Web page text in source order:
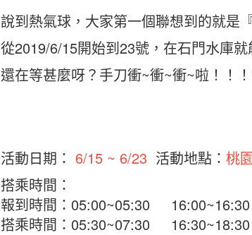
說到熱氣球，大家第一個聯想到的就是
從2019/6/15開始到23號，在石門水庫
還在等甚麼呀？手刀衝~衝~衝~啦！！
活動日期： 6/15 ~ 6/23 活動地點： 桃
搭乘時間：
報到時間：05:00~05:30 16:00~16:30
搭乘時間：05:30~07:30 16:30~18:30